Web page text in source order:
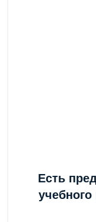
Есть
учебного